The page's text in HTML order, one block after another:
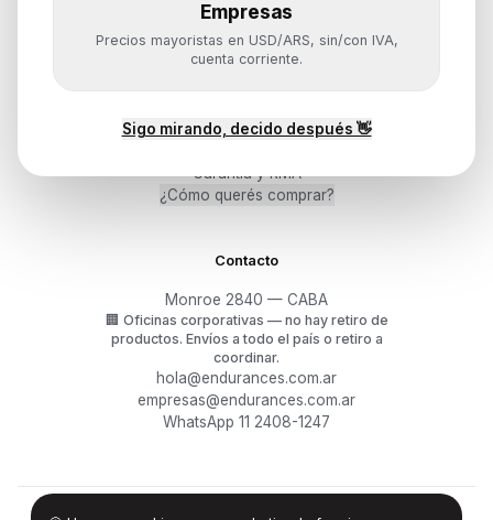
Empresas
Precios mayoristas en USD/ARS, sin/con IVA,
cuenta corriente.
Sigo mirando, decido después 👋
Monitores y Pantallas
Ayuda
Mis pedidos
Garantía y RMA
¿Cómo querés comprar?
Contacto
Monroe 2840 — CABA
🏢 Oficinas corporativas — no hay retiro de
productos. Envíos a todo el país o retiro a
coordinar.
hola@endurances.com.ar
empresas@endurances.com.ar
WhatsApp 11 2408-1247